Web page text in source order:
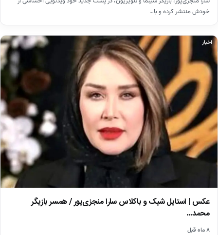
خودش منتشر کرده و با…
اخبار
عکس | استایل شیک و باکلاس سارا منجزی‌پور / همسر بازیگر
محمد…
۸ ماه قبل